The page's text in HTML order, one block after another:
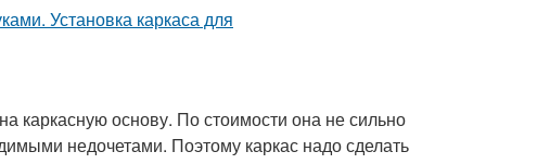
каркасную основу. По стоимости она не сильно
недочетами. Поэтому каркас надо сделать